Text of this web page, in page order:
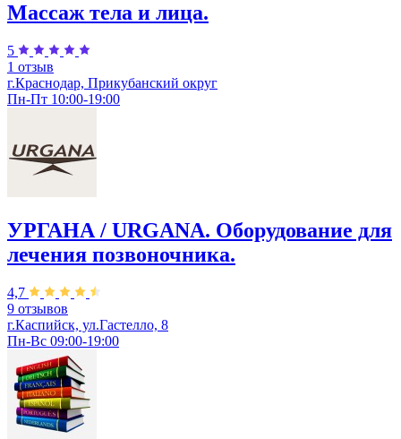
Массаж тела и лица.
5
1 отзыв
г.Краснодар, Прикубанский округ
Пн-Пт 10:00-19:00
УРГАНА / URGANA. Оборудование для
лечения позвоночника.
4,7
9 отзывов
г.Каспийск, ул.Гастелло, 8
Пн-Вс 09:00-19:00